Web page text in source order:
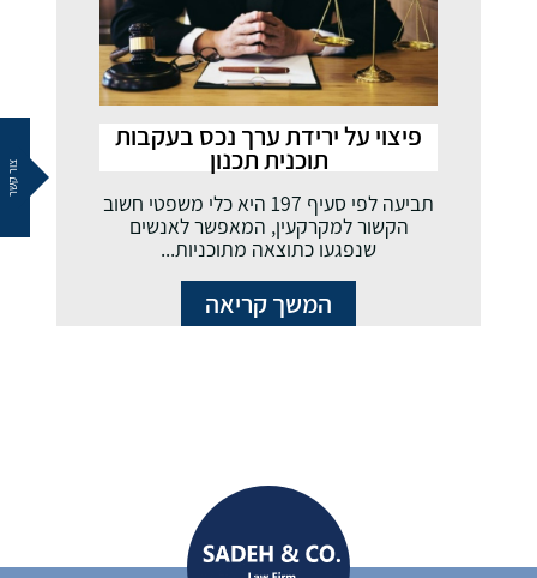
צור קשר
פיצוי על ירידת ערך נכס בעקבות
תוכנית תכנון
תביעה לפי סעיף 197 היא כלי משפטי חשוב
הקשור למקרקעין, המאפשר לאנשים
שנפגעו כתוצאה מתוכניות...
המשך קריאה